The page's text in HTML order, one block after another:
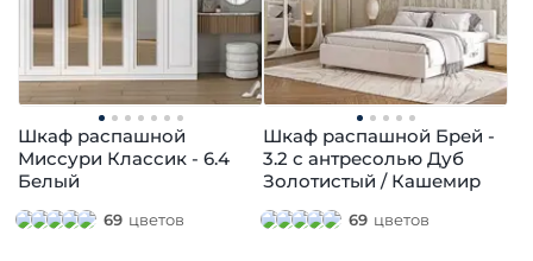
Шкаф распашной
Миссури Классик - 6.4
Белый
69 цветов
Шкаф распашной Брей -
3.2 с антресолью Дуб
Золотистый / Кашемир
69 цветов